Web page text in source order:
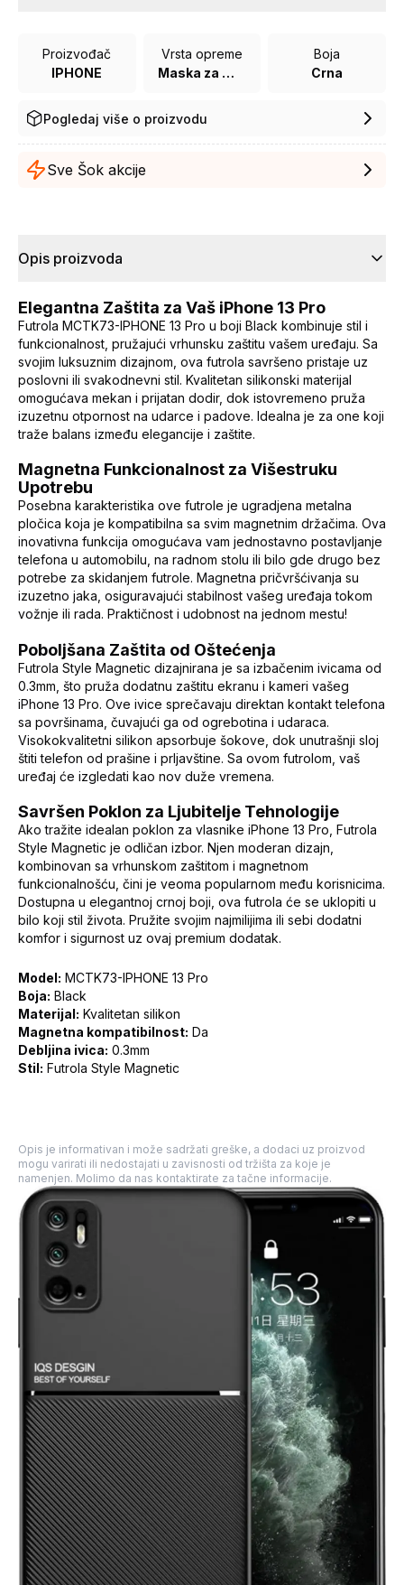
Proizvođač
IPHONE
Vrsta opreme
Maska za mobilni telefon
Boja
Crna
Pogledaj više o proizvodu
Sve Šok akcije
Opis proizvoda
Elegantna Zaštita za Vaš iPhone 13 Pro
Futrola MCTK73-IPHONE 13 Pro u boji Black kombinuje stil i
funkcionalnost, pružajući vrhunsku zaštitu vašem uređaju. Sa
svojim luksuznim dizajnom, ova futrola savršeno pristaje uz
poslovni ili svakodnevni stil. Kvalitetan silikonski materijal
omogućava mekan i prijatan dodir, dok istovremeno pruža
izuzetnu otpornost na udarce i padove. Idealna je za one koji
traže balans između elegancije i zaštite.
Magnetna Funkcionalnost za Višestruku
Upotrebu
Posebna karakteristika ove futrole je ugradjena metalna
pločica koja je kompatibilna sa svim magnetnim držačima. Ova
inovativna funkcija omogućava vam jednostavno postavljanje
telefona u automobilu, na radnom stolu ili bilo gde drugo bez
potrebe za skidanjem futrole. Magnetna pričvršćivanja su
izuzetno jaka, osiguravajući stabilnost vašeg uređaja tokom
vožnje ili rada. Praktičnost i udobnost na jednom mestu!
Poboljšana Zaštita od Oštećenja
Futrola Style Magnetic dizajnirana je sa izbačenim ivicama od
0.3mm, što pruža dodatnu zaštitu ekranu i kameri vašeg
iPhone 13 Pro. Ove ivice sprečavaju direktan kontakt telefona
sa površinama, čuvajući ga od ogrebotina i udaraca.
Visokokvalitetni silikon apsorbuje šokove, dok unutrašnji sloj
štiti telefon od prašine i prljavštine. Sa ovom futrolom, vaš
uređaj će izgledati kao nov duže vremena.
Savršen Poklon za Ljubitelje Tehnologije
Ako tražite idealan poklon za vlasnike iPhone 13 Pro, Futrola
Style Magnetic je odličan izbor. Njen moderan dizajn,
kombinovan sa vrhunskom zaštitom i magnetnom
funkcionalnošću, čini je veoma popularnom među korisnicima.
Dostupna u elegantnoj crnoj boji, ova futrola će se uklopiti u
bilo koji stil života. Pružite svojim najmilijima ili sebi dodatni
komfor i sigurnost uz ovaj premium dodatak.
Model: MCTK73-IPHONE 13 Pro
Boja: Black
Materijal: Kvalitetan silikon
Magnetna kompatibilnost: Da
Debljina ivica: 0.3mm
Stil: Futrola Style Magnetic
Opis je informativan i može sadržati greške, a dodaci uz proizvod
mogu varirati ili nedostajati u zavisnosti od tržišta za koje je
namenjen. Molimo da nas kontaktirate za tačne informacije.